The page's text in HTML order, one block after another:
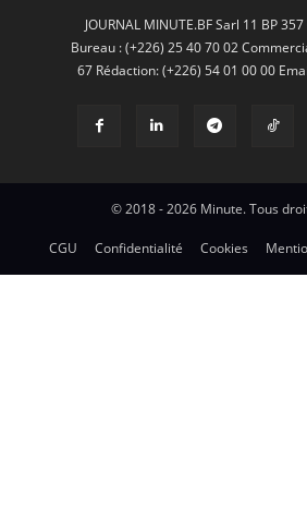
JOURNAL MINUTE.BF Sarl 11 BP
Bureau : (+226) 25 40 70 02
67 Rédaction: (+226) 54 01 00 00
© 2018 - 2026 Minute. Tous
CGU Confidentialité Cookies